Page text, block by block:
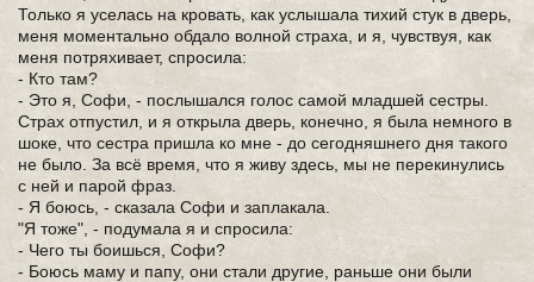
Только я уселась на кровать, как услышала тихий стук в дверь,
меня моментально обдало волной страха, и я, чувствуя, как
меня потряхивает, спросила:
- Кто там?
- Это я, Софи, - послышался голос самой младшей сестры.
Страх отпустил, и я открыла дверь, конечно, я была немного в
шоке, что сестра пришла ко мне - до сегодняшнего дня такого
не было. За всё время, что я живу здесь, мы не перекинулись
с ней и парой фраз.
- Я боюсь, - сказала Софи и заплакала.
"Я тоже", - подумала я и спросила:
- Чего ты боишься, Софи?
- Боюсь маму и папу, они стали другие, раньше они были